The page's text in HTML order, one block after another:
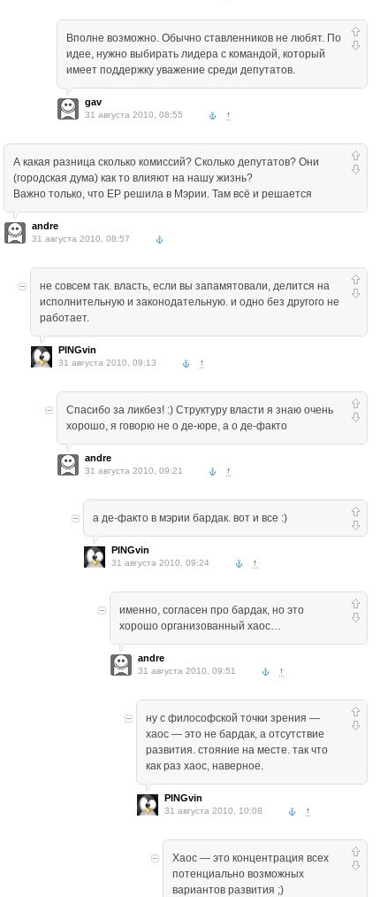
Вполне возможно. Обычно ставленников не любят. По
идее, нужно выбирать лидера с командой, который
имеет поддержку уважение среди депутатов.
gav
31 августа 2010, 08:55 ↑
А какая разница сколько комиссий? Сколько депутатов? Они
(городская дума) как то влияют на нашу жизнь?
Важно только, что ЕР решила в Мэрии. Там всё и решается
andre
31 августа 2010, 08:57
не совсем так. власть, если вы запамятовали, делится на
исполнительную и законодательную. и одно без другого не
работает.
PINGvin
31 августа 2010, 09:13 ↑
Спасибо за ликбез! :) Структуру власти я знаю очень
хорошо, я говорю не о де-юре, а о де-факто
andre
31 августа 2010, 09:21 ↑
а де-факто в мэрии бардак. вот и все :)
PINGvin
31 августа 2010, 09:24 ↑
именно, согласен про бардак, но это
хорошо организованный хаос…
andre
31 августа 2010, 09:51 ↑
ну с философской точки зрения —
хаос — это не бардак, а отсутствие
развития. стояние на месте. так что
как раз хаос, наверное.
PINGvin
31 августа 2010, 10:08 ↑
Хаос — это концентрация всех
потенциально возможных
вариантов развития ;)